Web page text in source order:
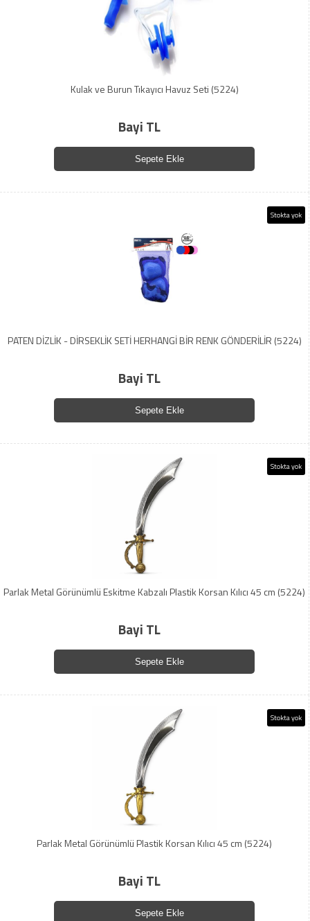
Kulak ve Burun Tıkayıcı Havuz Seti (5224)
Bayi TL
Sepete Ekle
Stokta yok
PATEN DİZLİK - DİRSEKLİK SETİ HERHANGİ BİR RENK GÖNDERİLİR (5224)
Bayi TL
Sepete Ekle
Stokta yok
Parlak Metal Görünümlü Eskitme Kabzalı Plastik Korsan Kılıcı 45 cm (5224)
Bayi TL
Sepete Ekle
Stokta yok
Parlak Metal Görünümlü Plastik Korsan Kılıcı 45 cm (5224)
Bayi TL
Sepete Ekle